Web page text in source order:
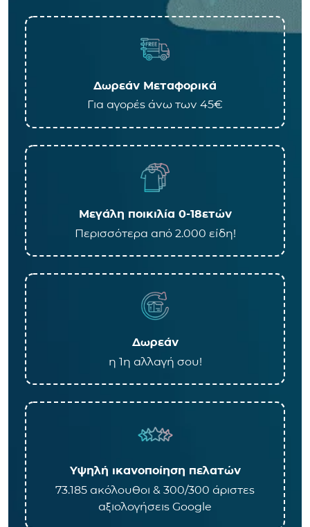
Δωρεάν Μεταφορικά
Για αγορές άνω των 45€
Μεγάλη ποικιλία 0-18ετών
Περισσότερα από 2.000 είδη!
Δωρεάν
η 1η αλλαγή σου!
Υψηλή ικανοποίηση πελατών
73.185 ακόλουθοι & 300/300 άριστες
αξιολογήσεις Google